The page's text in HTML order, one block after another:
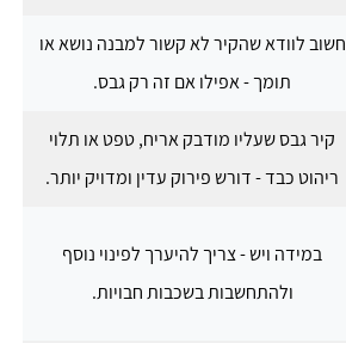
חשוב לוודא שהקיר לא קשור למבנה נושא או
תומך - אפילו אם זה רק גבס.
קיר גבס שעליו מודבק אריח, טפט או תלוי
ריהוט כבד - דורש פירוק עדין ומדויק יותר.
במידה ויש - צריך להיערך לפינוי נוסף
ולהתחשבות בשכבות חבויות.